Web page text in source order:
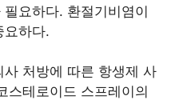
요하다. 환절기비염이
요하다.
처방에 따른 항생제 사
스테로이드 스프레이의